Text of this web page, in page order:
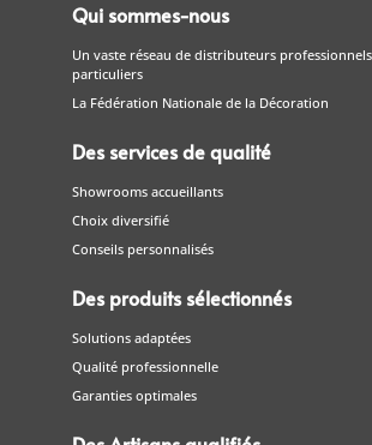
Qui sommes-nous
Un vaste réseau de distributeurs
particuliers
La Fédération Nationale de la Décoration
Des services de qualité
Showrooms accueillants
Choix diversifié
Conseils personnalisés
Des produits sélectionnés
Solutions adaptées
Qualité professionnelle
Garanties optimales